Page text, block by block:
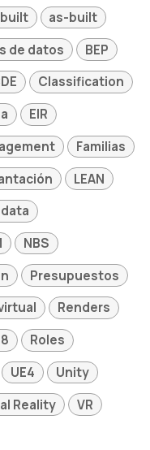
as-built
de datos
BEP
Classification
EIR
Familias
LEAN
NBS
Presupuestos
Renders
Roles
UE4
Unity
Reality
VR